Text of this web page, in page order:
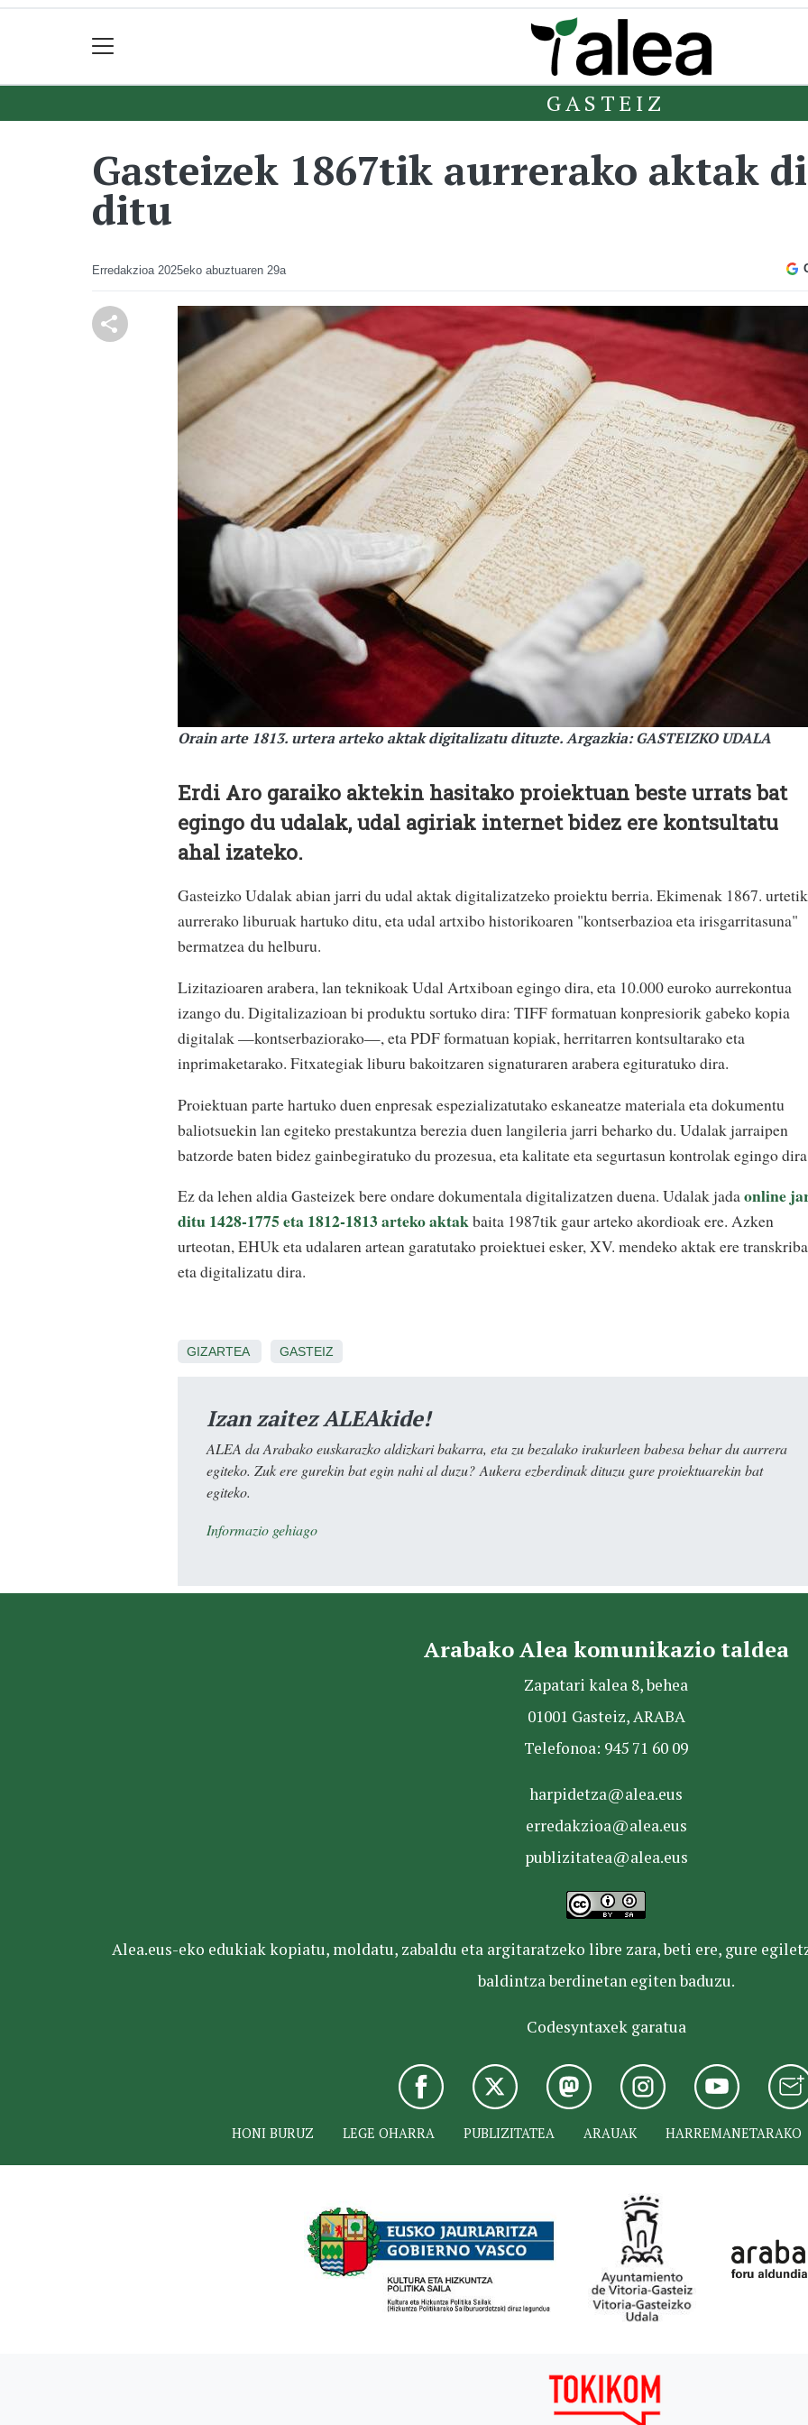
GASTEIZ
Gasteizek 1867tik aurrerako aktak
ditu
Erredakzioa 2025eko abuztuaren 29a
Orain arte 1813. urtera arteko aktak digitalizatu dituzte. Argazkia: GASTEIZKO UDALA
Erdi Aro garaiko aktekin hasitako proiektuan beste urrats bat
egingo du udalak, udal agiriak internet bidez ere kontsultatu
ahal izateko.
Gasteizko Udalak abian jarri du udal aktak digitalizatzeko proiektu berria. Ekimenak 1867. urtetik
aurrerako liburuak hartuko ditu, eta udal artxibo historikoaren "kontserbazioa eta irisgarritasuna"
bermatzea du helburu.
Lizitazioaren arabera, lan teknikoak Udal Artxiboan egingo dira, eta 10.000 euroko aurrekontua
izango du. Digitalizazioan bi produktu sortuko dira: TIFF formatuan konpresiorik gabeko kopia
digitalak —kontserbaziorako—, eta PDF formatuan kopiak, herritarren kontsultarako eta
inprimaketarako. Fitxategiak liburu bakoitzaren signaturaren arabera egituratuko dira.
Proiektuan parte hartuko duen enpresak espezializatutako eskaneatze materiala eta dokumentu
baliotsuekin lan egiteko prestakuntza berezia duen langileria jarri beharko du. Udalak jarraipen
batzorde baten bidez gainbegiratuko du prozesua, eta kalitate eta segurtasun kontrolak egingo
Ez da lehen aldia Gasteizek bere ondare dokumentala digitalizatzen duena. Udalak jadaonline
ditu 1428-1775 eta 1812-1813 arteko aktakbaita 1987tik gaur arteko akordioak ere. Azken
urteotan, EHUk eta udalaren artean garatutako proiektuei esker, XV. mendeko aktak ere
eta digitalizatu dira.
GIZARTEA GASTEIZ
Izan zaitez ALEAkide!
ALEA da Arabako euskarazko aldizkari bakarra, eta zu bezalako irakurleen babesa behar du aurrera
egiteko. Zuk ere gurekin bat egin nahi al duzu? Aukera ezberdinak dituzu gure proiektuarekin bat
egiteko.
Informazio gehiago
Arabako Alea komunikazio taldea
Zapatari kalea 8, behea
01001 Gasteiz, ARABA
Telefonoa: 945 71 60 09
harpidetza@alea.eus
erredakzioa@alea.eus
publizitatea@alea.eus
Alea.eus-eko edukiak kopiatu, moldatu, zabaldu eta argitaratzeko libre zara, beti ere, gure
baldintza berdinetan egiten baduzu.
Codesyntaxek garatua
HONI BURUZ LEGE OHARRA PUBLIZITATEA ARAUAK HARREMANETARAKO